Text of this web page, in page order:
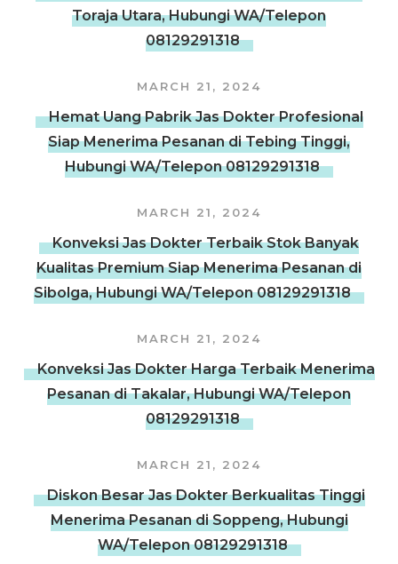
Toraja Utara, Hubungi WA/Telepon
08129291318
MARCH 21, 2024
Hemat Uang Pabrik Jas Dokter Profesional
Siap Menerima Pesanan di Tebing Tinggi,
Hubungi WA/Telepon 08129291318
MARCH 21, 2024
Konveksi Jas Dokter Terbaik Stok Banyak
Kualitas Premium Siap Menerima Pesanan di
Sibolga, Hubungi WA/Telepon 08129291318
MARCH 21, 2024
Konveksi Jas Dokter Harga Terbaik Menerima
Pesanan di Takalar, Hubungi WA/Telepon
08129291318
MARCH 21, 2024
Diskon Besar Jas Dokter Berkualitas Tinggi
Menerima Pesanan di Soppeng, Hubungi
WA/Telepon 08129291318